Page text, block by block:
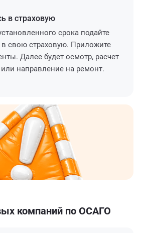
в страховую
срока подайте
в свою страховую. Приложите
Далее будет осмотр, расчет
направление на ремонт.
компаний по ОСАГО